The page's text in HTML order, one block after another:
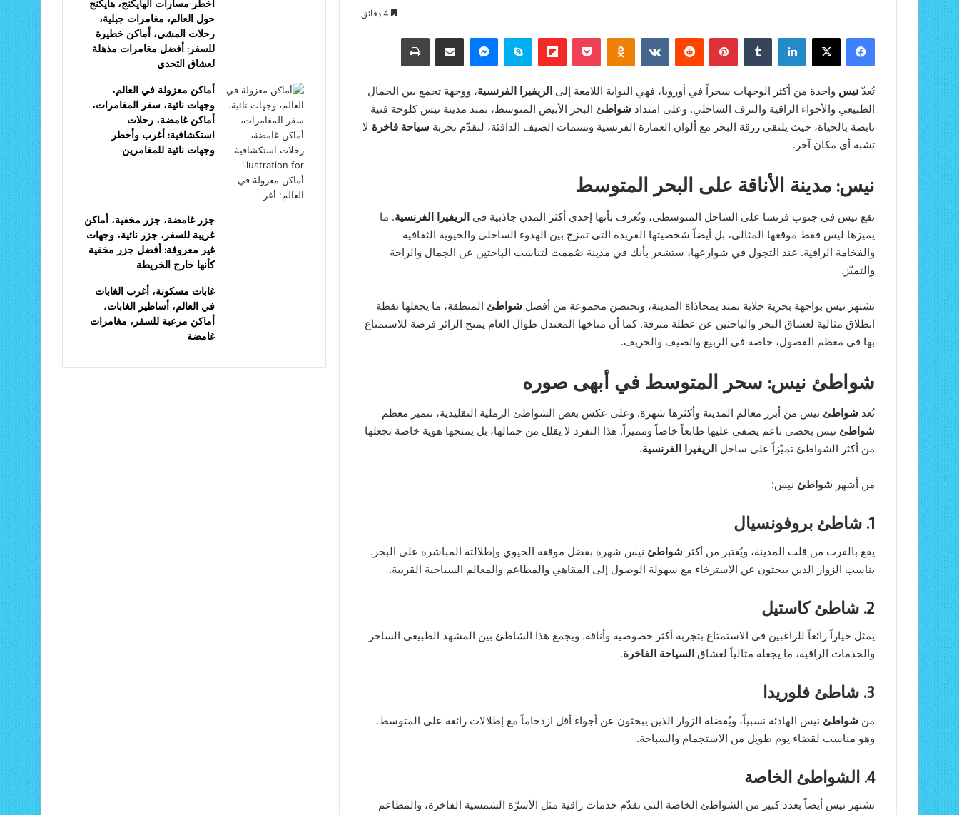
فيسبوك ‫X لينكدإن بينتيريست Odnoklassniki
‫Pocket
Flipboardسكايب ماسنجر مشاركة عبر البريد طباعة
تُعدّ نيس واحدة من أكثر الوجهات سحراً في أوروبا، فهي البوابة اللامعة إلى الريفيرا الفرنسية، ووجهة تجمع بين الجمال
الطبيعي والأجواء الراقية والترف الساحلي. وعلى امتداد شواطئ البحر الأبيض المتوسط، تمتد مدينة نيس كلوحة فنية
نابضة بالحياة، حيث يلتقي زرقة البحر مع ألوان العمارة الفرنسية ونسمات الصيف الدافئة، لتقدّم تجربة سياحة فاخرة لا
تشبه أي مكان آخر.
نيس: مدينة الأناقة على البحر المتوسط
تقع نيس في جنوب فرنسا على الساحل المتوسطي، وتُعرف بأنها إحدى أكثر المدن جاذبية في الريفيرا الفرنسية. ما
يميزها ليس فقط موقعها المثالي، بل أيضاً شخصيتها الفريدة التي تمزج بين الهدوء الساحلي والحيوية الثقافية
والفخامة الراقية. عند التجول في شوارعها، ستشعر بأنك في مدينة صُممت لتناسب الباحثين عن الجمال والراحة
والتميّز.
تشتهر نيس بواجهة بحرية خلابة تمتد بمحاذاة المدينة، وتحتضن مجموعة من أفضل شواطئ المنطقة، ما يجعلها نقطة
انطلاق مثالية لعشاق البحر والباحثين عن عطلة مترفة. كما أن مناخها المعتدل طوال العام يمنح الزائر فرصة للاستمتاع
بها في معظم الفصول، خاصة في الربيع والصيف والخريف.
شواطئ نيس: سحر المتوسط في أبهى صوره
تُعد شواطئ نيس من أبرز معالم المدينة وأكثرها شهرة. وعلى عكس بعض الشواطئ الرملية التقليدية، تتميز معظم
شواطئ نيس بحصى ناعم يضفي عليها طابعاً خاصاً ومميزاً. هذا التفرد لا يقلل من جمالها، بل يمنحها هوية خاصة تجعلها
من أكثر الشواطئ تميّزاً على ساحل الريفيرا الفرنسية.
من أشهر شواطئ نيس:
1. شاطئ بروفونسيال
يقع بالقرب من قلب المدينة، ويُعتبر من أكثر شواطئ نيس شهرة بفضل موقعه الحيوي وإطلالته المباشرة على البحر.
يناسب الزوار الذين يبحثون عن الاسترخاء مع سهولة الوصول إلى المقاهي والمطاعم والمعالم السياحية القريبة.
2. شاطئ كاستيل
يمثل خياراً رائعاً للراغبين في الاستمتاع بتجربة أكثر خصوصية وأناقة. ويجمع هذا الشاطئ بين المشهد الطبيعي الساحر
والخدمات الراقية، ما يجعله مثالياً لعشاق السياحة الفاخرة.
3. شاطئ فلوريدا
من شواطئ نيس الهادئة نسبياً، ويُفضله الزوار الذين يبحثون عن أجواء أقل ازدحاماً مع إطلالات رائعة على المتوسط.
وهو مناسب لقضاء يوم طويل من الاستجمام والسباحة.
4. الشواطئ الخاصة
تشتهر نيس أيضاً بعدد كبير من الشواطئ الخاصة التي تقدّم خدمات راقية مثل الأسرّة الشمسية الفاخرة، والمطاعم
أخطر مسارات الهايكنج، هايكنج
حول العالم، مغامرات جبلية،
رحلات المشي، أماكن خطيرة
للسفر: أفضل مغامرات مذهلة
لعشاق التحدي
أماكن معزولة في العالم،
وجهات نائية، سفر المغامرات،
أماكن غامضة، رحلات
استكشافية: أغرب وأخطر
وجهات نائية للمغامرين
جزر غامضة، جزر مخفية، أماكن
غريبة للسفر، جزر نائية، وجهات
غير معروفة: أفضل جزر مخفية
كأنها خارج الخريطة
غابات مسكونة، أغرب الغابات
في العالم، أساطير الغابات،
أماكن مرعبة للسفر، مغامرات
غامضة